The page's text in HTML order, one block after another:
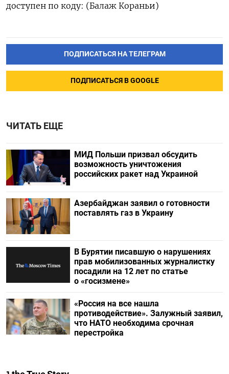
доступен по ‌коду: (Балаж Кораньи)
ПОДПИСАТЬСЯ НА ТЕЛЕГРАМ
ПОДПИСАТЬСЯ В GOOGLE
ЧИТАТЬ ЕЩЕ
МИД Польши призвал обсудить
возможность уничтожения
российских ракет над Украиной
Азербайджан заявил о готовности
поставлять газ в Украину
В Бурятии писавшую о нарушениях
прав мобилизованных журналистку
посадили на 12 лет по статье
о «госизмене»
«Россия на все нашла
противодействие». Залужный заявил,
что НАТО необходима срочная
перестройка